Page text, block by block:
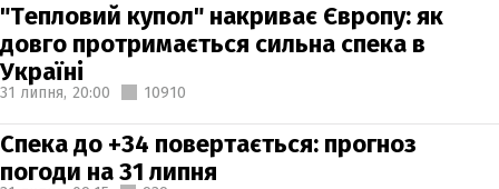
"Тепловий купол" накриває Європу: як
довго протримається сильна спека в
Україні
31 липня, 20:00 10910
Спека до +34 повертається: прогноз
погоди на 31 липня